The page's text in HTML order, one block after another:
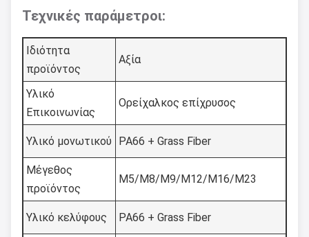
Τεχνικές παράμετροι:
Ιδιότητα
προϊόντος
Αξία
Υλικό
Επικοινωνίας
Ορείχαλκος επίχρυσος
Υλικό μονωτικού PA66 + Grass Fiber
Μέγεθος
προϊόντος
M5/M8/M9/M12/M16/M23
Υλικό κελύφους PA66 + Grass Fiber